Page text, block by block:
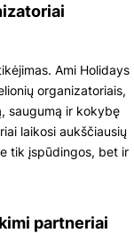
Ami Holidays
organizatoriais,
saugumą ir kokybę
laikosi aukščiausių
tik įspūdingos, bet ir
partneriai